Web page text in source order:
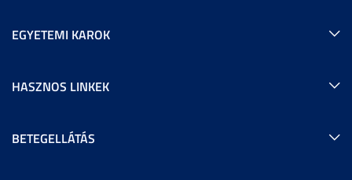
EGYETEMI KAROK
HASZNOS LINKEK
BETEGELLÁTÁS